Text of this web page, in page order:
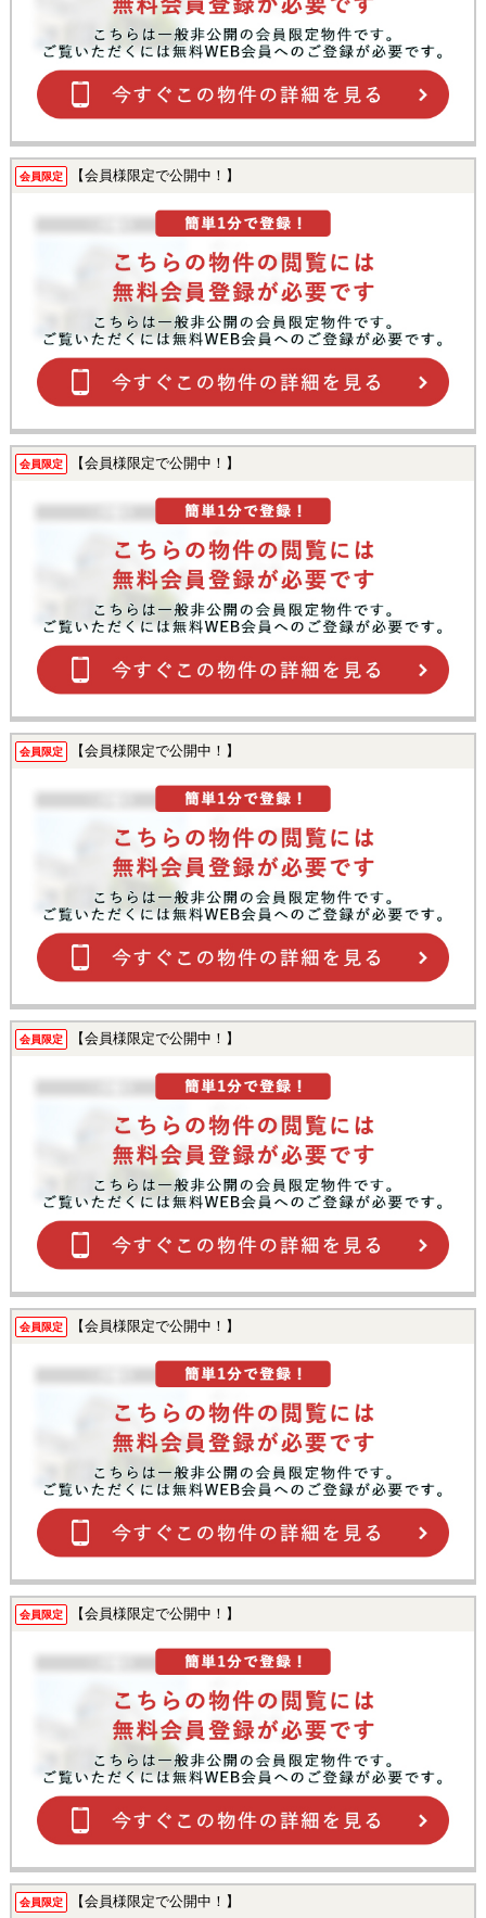
会員限定 【会員様限定で公開中！】
会員限定 【会員様限定で公開中！】
会員限定 【会員様限定で公開中！】
会員限定 【会員様限定で公開中！】
会員限定 【会員様限定で公開中！】
会員限定 【会員様限定で公開中！】
会員限定 【会員様限定で公開中！】